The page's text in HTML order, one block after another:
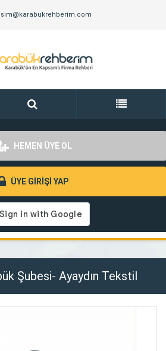
HEMEN ÜYE OL
ÜYE GİRİŞİ YAP
Şubesi- Ayaydın Tekstil